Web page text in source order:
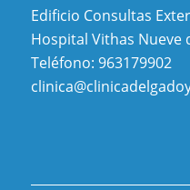
Edificio Consultas
Hospital Vithas Nueve
Teléfono: 963179902